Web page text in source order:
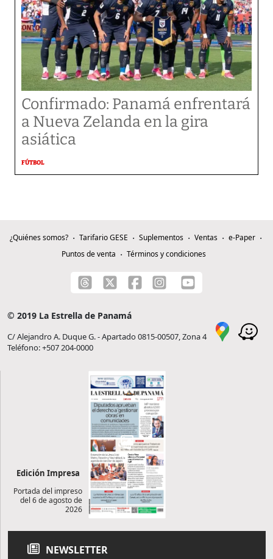
Confirmado: Panamá enfrentará
a Nueva Zelanda en la gira
asiática
FÚTBOL
¿Quiénes somos? Tarifario GESE Suplementos Ventas
e-Paper
Puntos de venta
Términos y condiciones
© 2019 La Estrella de Panamá
C/ Alejandro A. Duque G. - Apartado 0815-00507, Zona 4
Teléfono: +507 204-0000
Edición Impresa
Portada del impreso
del 6 de agosto de
2026
NEWSLETTER